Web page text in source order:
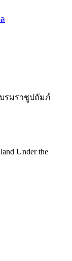
รมราชูปถัมภ์
Under the